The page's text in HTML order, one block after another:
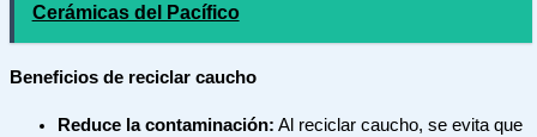
Cerámicas del Pacífico
Beneficios de reciclar caucho
Reduce la contaminación: Al reciclar caucho, se evita que